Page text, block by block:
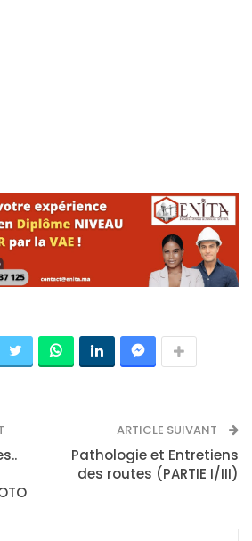
ARTICLE SUIVANT
Pathologie et Entretiens
des routes (PARTIE I/III)